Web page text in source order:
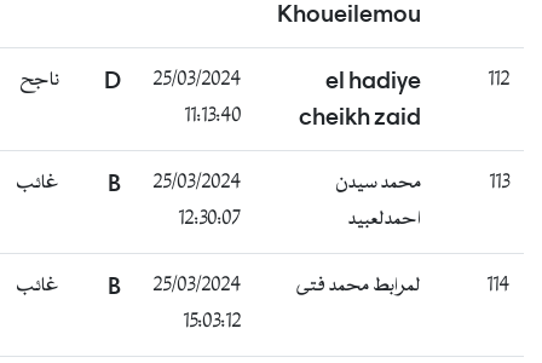
Khoueilemou
112
el hadiye
cheikh zaid
25/03/2024
11:13:40
D ناجح
113
محمد سيدن
احمدلعبيد
25/03/2024
12:30:07
B غائب
114 لمرابط محمد فتى
25/03/2024
15:03:12
B غائب